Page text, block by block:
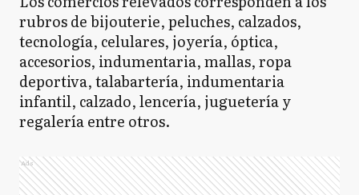
rubros de bijouterie, peluches, calzados,
tecnología, celulares, joyería, óptica,
accesorios, indumentaria, mallas, ropa
deportiva, talabartería, indumentaria
infantil, calzado, lencería, juguetería y
regalería entre otros.
Ads